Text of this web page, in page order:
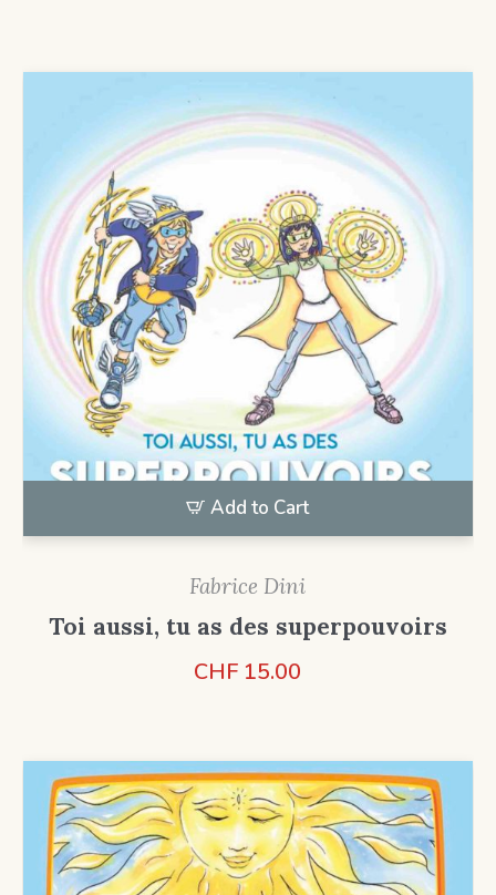
Add to Cart
Fabrice Dini
Toi aussi, tu as des superpouvoirs
CHF 15.00